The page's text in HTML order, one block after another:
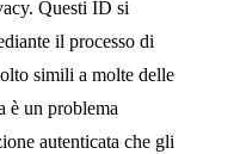
Questi ID si
il processo di
simili a molte delle
è un problema
autenticata che gli